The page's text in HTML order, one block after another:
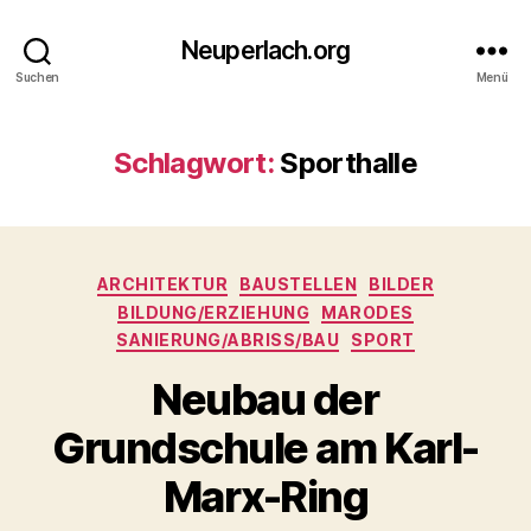
Suchen
Neuperlach.org
Menü
Schlagwort: Sporthalle
Kategorien
ARCHITEKTUR BAUSTELLEN
BILDER
BILDUNG/ERZIEHUNG
MARODES
SANIERUNG/ABRISS/BAU
SPORT
Neubau der
Grundschule am Karl-
Marx-Ring